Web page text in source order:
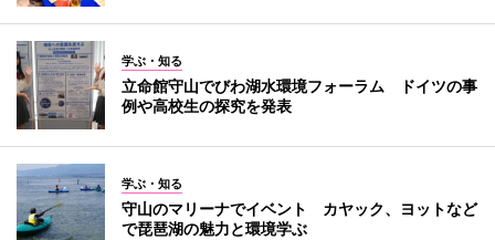
学ぶ・知る
立命館守山でびわ湖水環境フォーラム ドイツの事
例や高校生の探究を発表
学ぶ・知る
守山のマリーナでイベント カヤック、ヨットなど
で琵琶湖の魅力と環境学ぶ